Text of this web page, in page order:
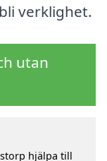
verklighet.
utan
hjälpa till